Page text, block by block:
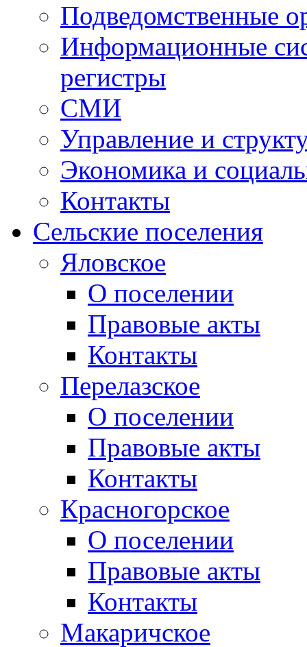
Подведомственные
Информационные
регистры
СМИ
Управление и
Экономика и
Контакты
Сельские поселения
Яловское
О поселении
Правовые акты
Контакты
Перелазское
О поселении
Правовые акты
Контакты
Красногорское
О поселении
Правовые акты
Контакты
Макаричское